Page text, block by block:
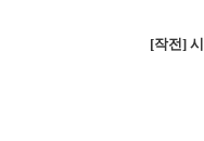
[작전]